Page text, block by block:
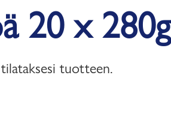
20 x 280g
tuotteen.